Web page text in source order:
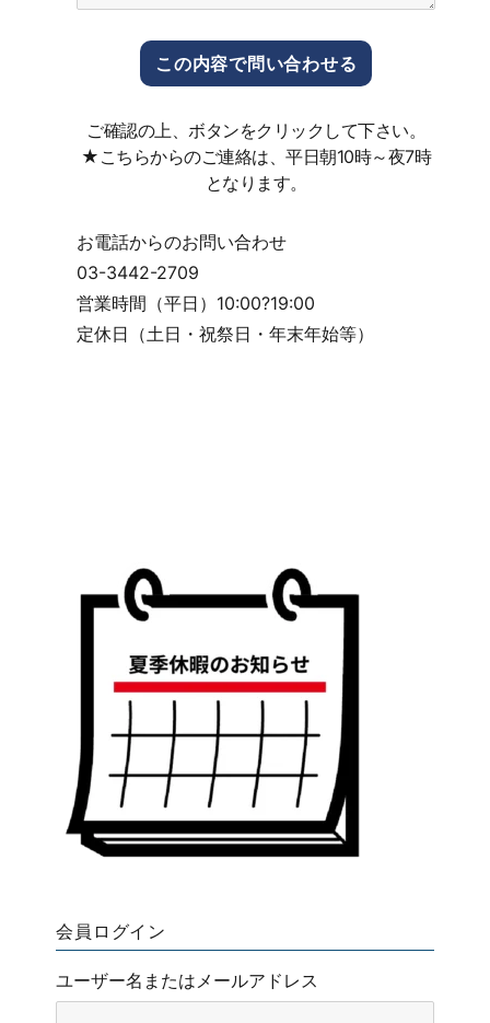
ご確認の上、ボタンをクリックして下さい。
★こちらからのご連絡は、平日朝10時～夜7時
となります。
お電話からのお問い合わせ
03-3442-2709
営業時間（平日）10:00?19:00
定休日（土日・祝祭日・年末年始等）
会員ログイン
ユーザー名またはメールアドレス